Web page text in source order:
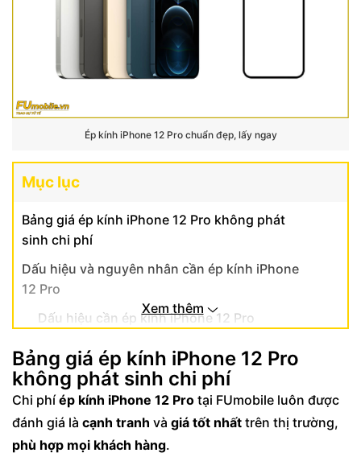
Ép kính iPhone 12 Pro chuẩn đẹp, lấy ngay
Mục lục
Bảng giá ép kính iPhone 12 Pro không phát
sinh chi phí
Dấu hiệu và nguyên nhân cần ép kính iPhone
12 Pro
Dấu hiệu cần ép kính iPhone 12 Pro
kính
Quy trình ép kính iPhone 12 Pro chuyên
nghiệp tại FUmobile
Lợi ích và cam kết khi ép kính iPhone 12 pro
Xem thêm
Bảng giá ép kính iPhone 12 Pro
không phát sinh chi phí
Chi phíép kính iPhone 12 Pro tại FUmobile luôn được
đánh giá là cạnh tranh và giá tốt nhất trên thị trường,
phù hợp mọi khách hàng.